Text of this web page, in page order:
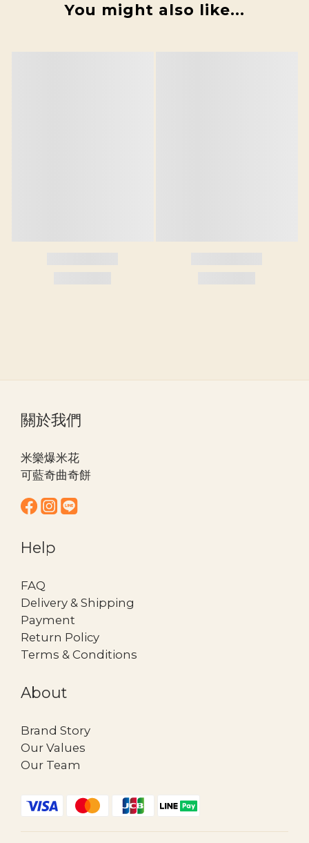
You might also like...
關於我們
米樂爆米花
可藍奇曲奇餅
Help
FAQ
Delivery & Shipping
Payment
Return Policy
Terms & Conditions
About
Brand Story
Our Values
Our Team